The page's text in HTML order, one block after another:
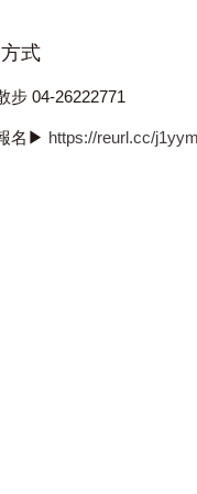
式
步 04-26222771
名▶ https://reurl.cc/